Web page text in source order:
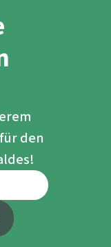
den